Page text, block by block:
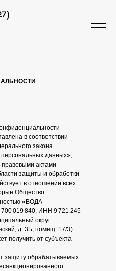
в соответствии
закона
данных»,
актами
защиты и обработки
в отношении всех
Общество
«ВОДА
019 840, ИНН 9 721 245
округ
д. 3Б, помещ. 17/3)
получить от субъекта
защиту обрабатываемых